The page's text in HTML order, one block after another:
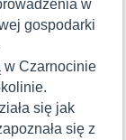
w
gospodarki
w Czarnocinie
się jak
się z